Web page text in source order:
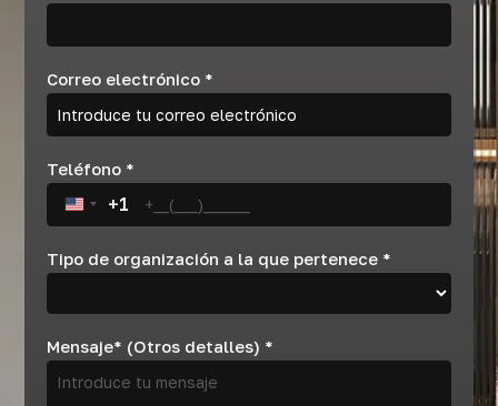
Correo electrónico *
Teléfono *
United States +1
+1
Tipo de organización a la que pertenece *
Mensaje* (Otros detalles) *